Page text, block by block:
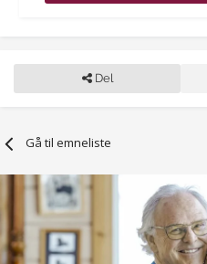
Del
Gå til emneliste